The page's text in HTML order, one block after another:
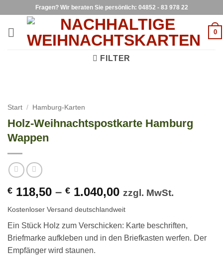
springen
Fragen? Wir beraten Sie persönlich: 04852 - 83 978 22
0
FILTER
Start / Hamburg-Karten
Holz-Weihnachtspostkarte Hamburg
Wappen
€ 118,50 – € 1.040,00 zzgl. MwSt.
Kostenloser Versand deutschlandweit
Ein Stück Holz zum Verschicken: Karte beschriften,
Briefmarke aufkleben und in den Briefkasten werfen. Der
Empfänger wird staunen.